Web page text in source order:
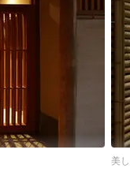
美